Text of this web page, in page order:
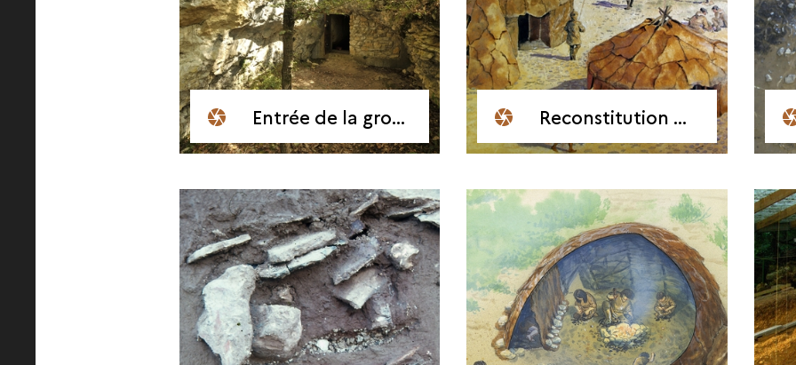
Entrée de la grotte de Marsoulas (Midi-Pyrénées) Reconstitution du site de Gönnersdorf